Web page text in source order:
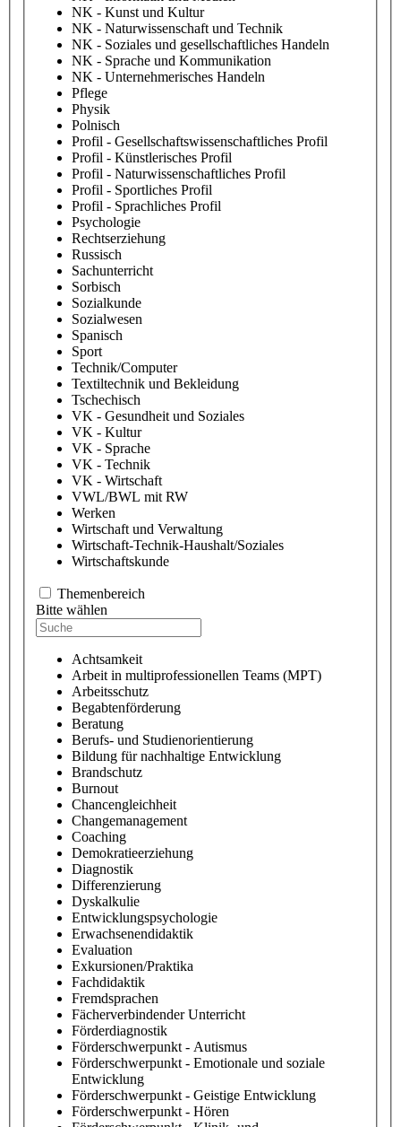
NK - Kunst und Kultur
NK - Naturwissenschaft und Technik
NK - Soziales und gesellschaftliches Handeln
NK - Sprache und Kommunikation
NK - Unternehmerisches Handeln
Pflege
Physik
Polnisch
Profil - Gesellschaftswissenschaftliches Profil
Profil - Künstlerisches Profil
Profil - Naturwissenschaftliches Profil
Profil - Sportliches Profil
Profil - Sprachliches Profil
Psychologie
Rechtserziehung
Russisch
Sachunterricht
Sorbisch
Sozialkunde
Sozialwesen
Spanisch
Sport
Technik/Computer
Textiltechnik und Bekleidung
Tschechisch
VK - Gesundheit und Soziales
VK - Kultur
VK - Sprache
VK - Technik
VK - Wirtschaft
VWL/BWL mit RW
Werken
Wirtschaft und Verwaltung
Wirtschaft-Technik-Haushalt/Soziales
Wirtschaftskunde
Themenbereich
Bitte wählen
Achtsamkeit
Arbeit in multiprofessionellen Teams (MPT)
Arbeitsschutz
Begabtenförderung
Beratung
Berufs- und Studienorientierung
Bildung für nachhaltige Entwicklung
Brandschutz
Burnout
Chancengleichheit
Changemanagement
Coaching
Demokratieerziehung
Diagnostik
Differenzierung
Dyskalkulie
Entwicklungspsychologie
Erwachsenendidaktik
Evaluation
Exkursionen/Praktika
Fachdidaktik
Fremdsprachen
Fächerverbindender Unterricht
Förderdiagnostik
Förderschwerpunkt - Autismus
Förderschwerpunkt - Emotionale und soziale
Entwicklung
Förderschwerpunkt - Geistige Entwicklung
Förderschwerpunkt - Hören